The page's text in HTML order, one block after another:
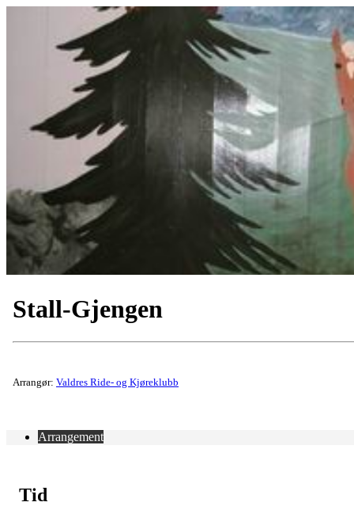
Stall-Gjengen
Arrangør: Valdres Ride- og Kjøreklubb
Arrangement
Tid